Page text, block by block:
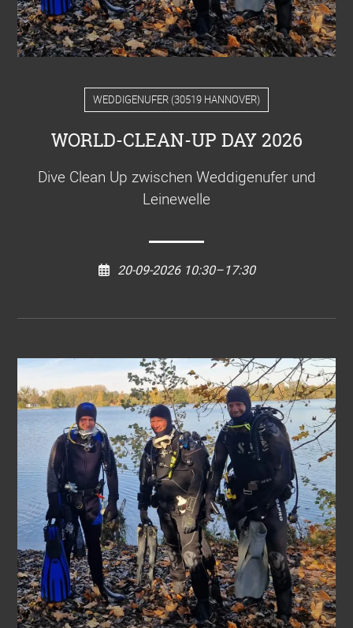
WEDDIGENUFER (30519 HANNOVER)
WORLD-CLEAN-UP DAY 2026
Dive Clean Up zwischen Weddigenufer und
Leinewelle
20-09-2026 10:30–17:30